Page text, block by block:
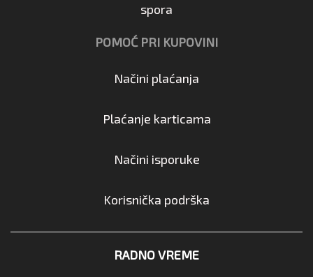
spora
POMOĆ PRI KUPOVINI
Načini plaćanja
Plaćanje karticama
Načini isporuke
Korisnička podrška
RADNO VREME